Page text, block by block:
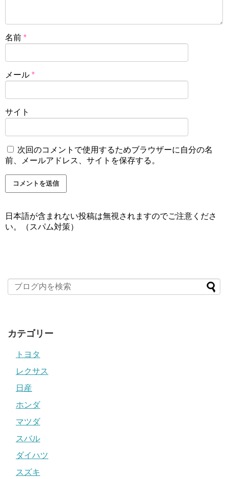
名前 *
メール *
サイト
次回のコメントで使用するためブラウザーに自分の名
前、メールアドレス、サイトを保存する。
日本語が含まれない投稿は無視されますのでご注意くださ
い。（スパム対策）
カテゴリー
トヨタ
レクサス
日産
ホンダ
マツダ
スバル
ダイハツ
スズキ